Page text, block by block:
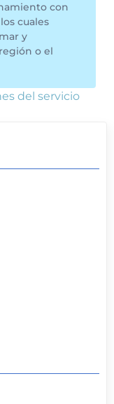
con
cuales
y
o el
del servicio